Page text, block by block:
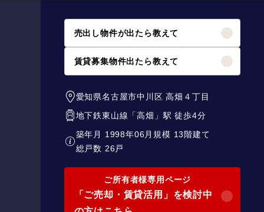
売出し物件が出たら教えて
賃貸募集物件出たら教えて
愛知県名古屋市中川区 高畑４丁目
地下鉄東山線 「高畑 」駅 徒歩4分
築年月 1998年06月規模 13階建て
総戸数 26戸
ご所有者様専用ページ
「ご売却・賃貸活用」を検討中